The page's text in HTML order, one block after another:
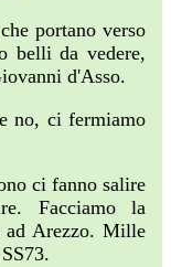
portano verso
belli da vedere,
d'Asso.
no, ci fermiamo
ci fanno salire
Facciamo la
ad Arezzo. Mille